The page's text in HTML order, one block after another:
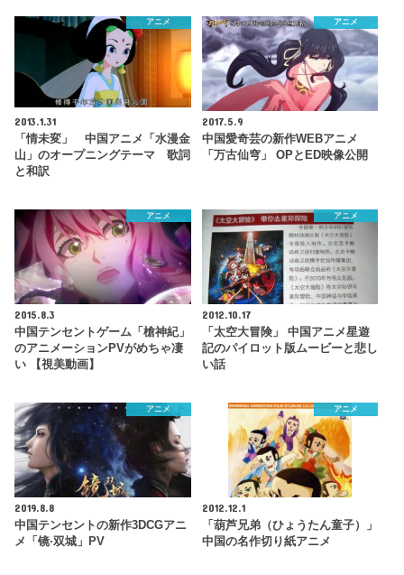
アニメ
2013.1.31
「情未変」 中国アニメ「水漫金
山」のオープニングテーマ 歌詞
と和訳
アニメ
2017.5.9
中国愛奇芸の新作WEBアニメ
「万古仙穹」 OPとED映像公開
アニメ
2015.8.3
中国テンセントゲーム「槍神紀」
のアニメーションPVがめちゃ凄
い 【視美動画】
アニメ
2012.10.17
「太空大冒険」 中国アニメ星遊
記のパイロット版ムービーと悲し
い話
アニメ
2019.8.8
中国テンセントの新作3DCGアニ
メ「镜·双城」PV
アニメ
2012.12.1
「葫芦兄弟（ひょうたん童子）」
中国の名作切り紙アニメ